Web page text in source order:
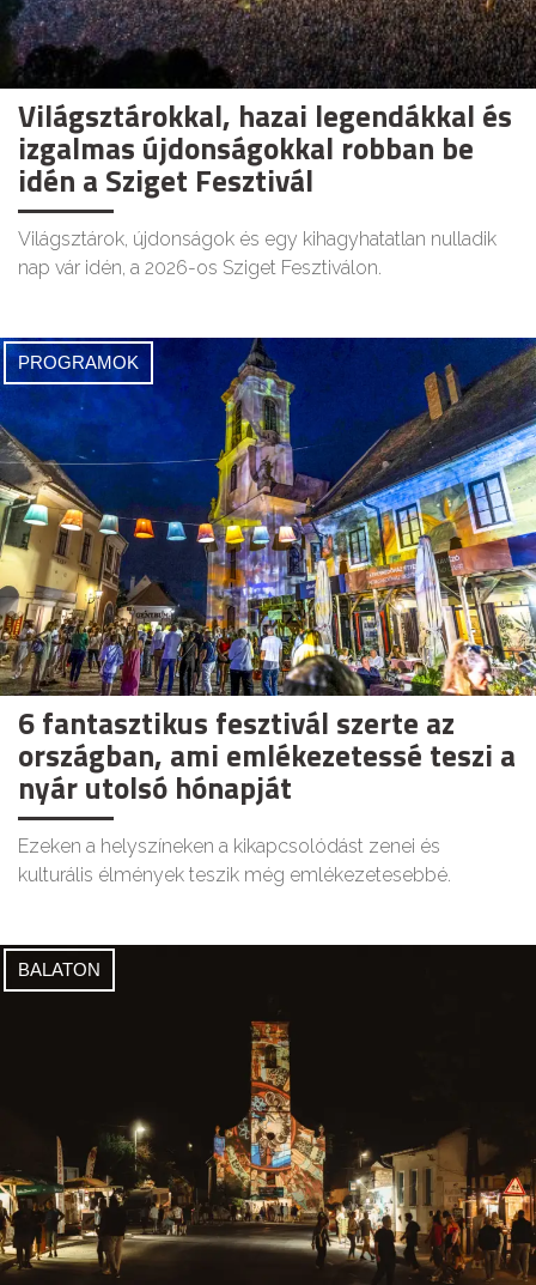
Világsztárokkal, hazai legendákkal és
izgalmas újdonságokkal robban be
idén a Sziget Fesztivál
Világsztárok, újdonságok és egy kihagyhatatlan nulladik
nap vár idén, a 2026-os Sziget Fesztiválon.
PROGRAMOK
6 fantasztikus fesztivál szerte az
országban, ami emlékezetessé teszi a
nyár utolsó hónapját
Ezeken a helyszíneken a kikapcsolódást zenei és
kulturális élmények teszik még emlékezetesebbé.
BALATON